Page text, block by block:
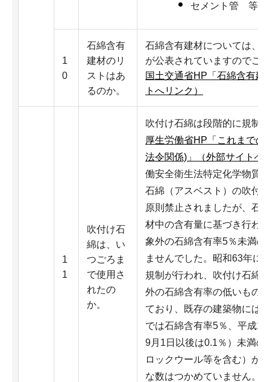
セメント管 等多
1
0
石綿含有
建材のリ
ストはあ
るのか。
石綿含有建材については、
が公表されていますのでご
国土交通省HP「石綿含有建
トへリンク）
1
1
吹付け石
綿は、い
つごろま
で使用さ
れたの
か。
吹付け石綿は段階的に規制
厚生労働省HP「これまでの
法令関係)」（外部サイトへ
働安全衛生法特定化学物質
石綿（アスベスト）の吹付
原則禁止されましたが、石
材中の含有量に基づき行わ
象外の石綿含有率5％未満
ませんでした。昭和63年に
規制が行われ、吹付け石綿
外の石綿含有率の低いもの
ており、既存の建築物には
では石綿含有率5％、平成
9月1日以後は0.1％）未満
ロックウール等を含む）が
な数はつかめていません。